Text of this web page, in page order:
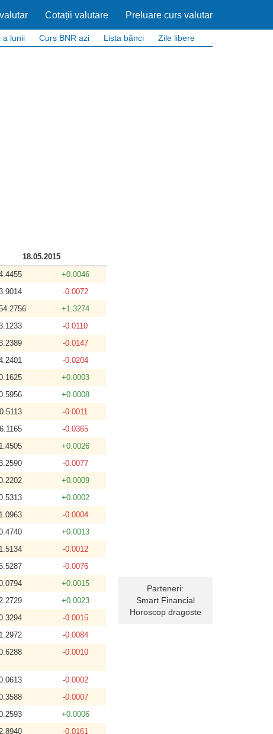
Cotații valutare Preluare curs valutar
a lunii Curs BNR azi Lista bănci Zile libere
18.05.2015
+0.0046
-0.0072
+1.3274
-0.0110
-0.0147
-0.0204
+0.0003
+0.0008
0.5113
-0.0011
6.1165
-0.0365
1.4505
+0.0026
-0.0077
+0.0009
+0.0002
1.0963
-0.0004
+0.0013
1.5134
-0.0012
-0.0076
+0.0015
+0.0023
-0.0015
1.2972
-0.0084
-0.0010
-0.0002
-0.0007
+0.0006
-0.0161
Parteneri:
Smart Financial
Horoscop dragoste